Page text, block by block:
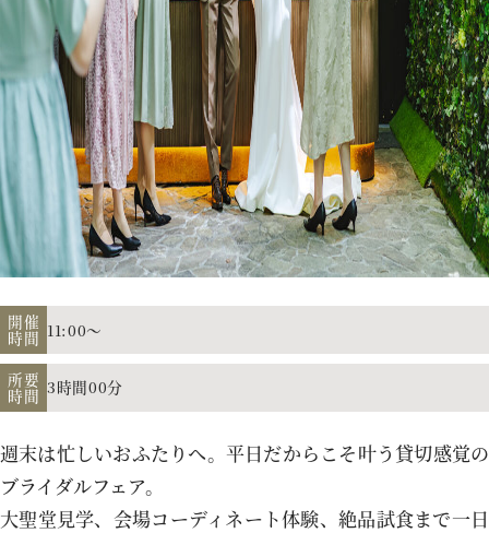
ニュース
パーティレポート
アクセス
よくあるご質問
お電話でのご予約・お問い合わせ
TEL.011-633-1111
平日 11:00-19:00、土日祝 10:00-19:00
開催
時間 11:00～
所要
時間 3時間00分
週末は忙しいおふたりへ。平日だからこそ叶う貸切感覚の
ブライダルフェア。
大聖堂見学、会場コーディネート体験、絶品試食まで一日